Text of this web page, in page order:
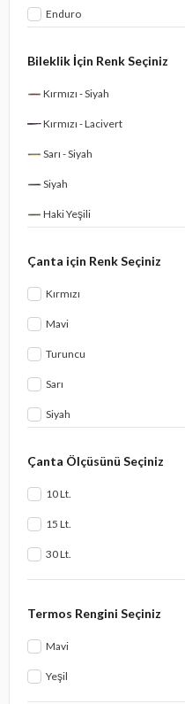
Enduro
Bileklik İçin Renk Seçiniz
Kırmızı - Siyah
Kırmızı - Lacivert
Sarı - Siyah
Siyah
Haki Yeşili
Çanta için Renk Seçiniz
Kırmızı
Mavi
Turuncu
Sarı
Siyah
Çanta Ölçüsünü Seçiniz
10 Lt.
15 Lt.
30 Lt.
Termos Rengini Seçiniz
Mavi
Yeşil